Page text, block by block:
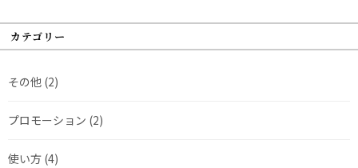
カテゴリー
その他 (2)
プロモーション (2)
使い方 (4)